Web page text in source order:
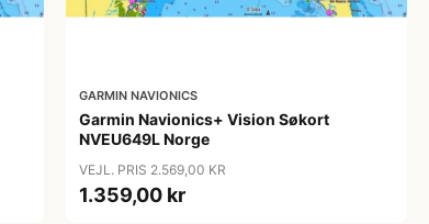
GARMIN NAVIONICS
Garmin Navionics+ Vision Søkort
NVEU649L Norge
VEJL. PRIS 2.569,00 KR
1.359,00 kr